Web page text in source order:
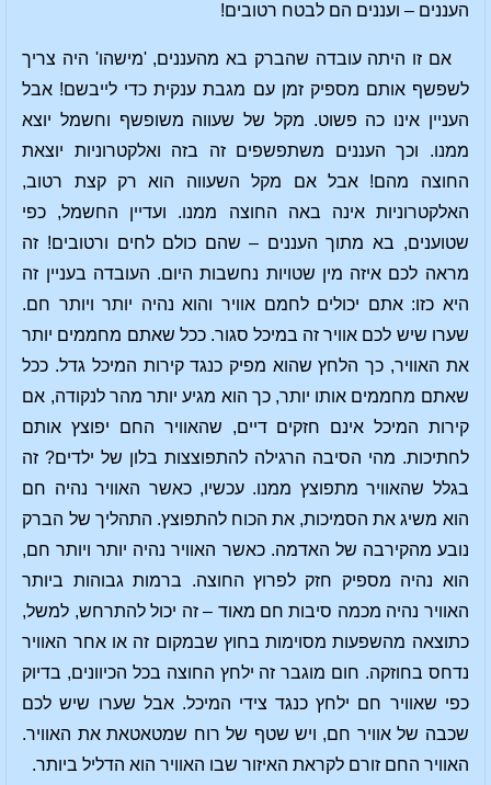
העננים – ועננים הם לבטח רטובים!
אם זו היתה עובדה שהברק בא מהעננים, 'מישהו' היה צריך
לשפשף אותם מספיק זמן עם מגבת ענקית כדי לייבשם! אבל
העניין אינו כה פשוט. מקל של שעווה משופשף וחשמל יוצא
ממנו. וכך העננים משתפשפים זה בזה ואלקטרוניות יוצאת
החוצה מהם! אבל אם מקל השעווה הוא רק קצת רטוב,
האלקטרוניות אינה באה החוצה ממנו. ועדיין החשמל, כפי
שטוענים, בא מתוך העננים – שהם כולם לחים ורטובים! זה
מראה לכם איזה מין שטויות נחשבות היום. העובדה בעניין זה
היא כזו: אתם יכולים לחמם אוויר והוא נהיה יותר ויותר חם.
שערו שיש לכם אוויר זה במיכל סגור. ככל שאתם מחממים יותר
את האוויר, כך הלחץ שהוא מפיק כנגד קירות המיכל גדל. ככל
שאתם מחממים אותו יותר, כך הוא מגיע יותר מהר לנקודה, אם
קירות המיכל אינם חזקים דיים, שהאוויר החם יפוצץ אותם
לחתיכות. מהי הסיבה הרגילה להתפוצצות בלון של ילדים? זה
בגלל שהאוויר מתפוצץ ממנו. עכשיו, כאשר האוויר נהיה חם
הוא משיג את הסמיכות, את הכוח להתפוצץ. התהליך של הברק
נובע מהקירבה של האדמה. כאשר האוויר נהיה יותר ויותר חם,
הוא נהיה מספיק חזק לפרוץ החוצה. ברמות גבוהות ביותר
האוויר נהיה מכמה סיבות חם מאוד – זה יכול להתרחש, למשל,
כתוצאה מהשפעות מסוימות בחוץ שבמקום זה או אחר האוויר
נדחס בחוזקה. חום מוגבר זה ילחץ החוצה בכל הכיוונים, בדיוק
כפי שאוויר חם ילחץ כנגד צידי המיכל. אבל שערו שיש לכם
שכבה של אוויר חם, ויש שטף של רוח שמטאטאת את האוויר.
האוויר החם זורם לקראת האיזור שבו האוויר הוא הדליל ביותר.